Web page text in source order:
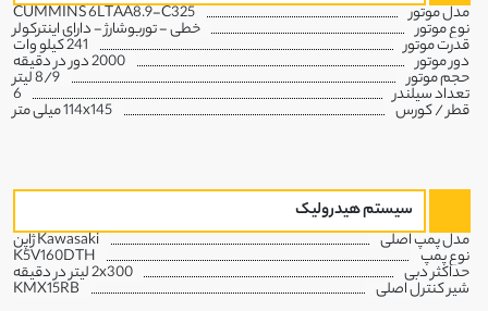
مدل موتور CUMMINS 6LTAA8.9-C325
نوع موتور خطی - توربوشارژ - دارای اینترکولر
قدرت موتور 241 کیلو وات
دور موتور 2000 دور در دقیقه
حجم موتور 8/9 لیتر
تعداد سیلندر 6
قطر / کورس 114x145 میلی متر
سیستم هیدرولیک
مدل پمپ اصلی Kawasaki ژاپن
نوع پمپ K5V160DTH
حداکثر دبی 2x300 لیتر در دقیقه
شیر کنترل اصلی KMX15RB